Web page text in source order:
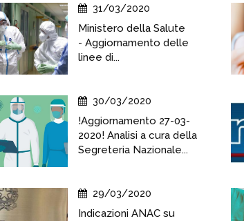
31/03/2020
Ministero della Salute
- Aggiornamento delle
linee di...
30/03/2020
!Aggiornamento 27-03-
2020! Analisi a cura della
Segreteria Nazionale...
29/03/2020
Indicazioni ANAC su